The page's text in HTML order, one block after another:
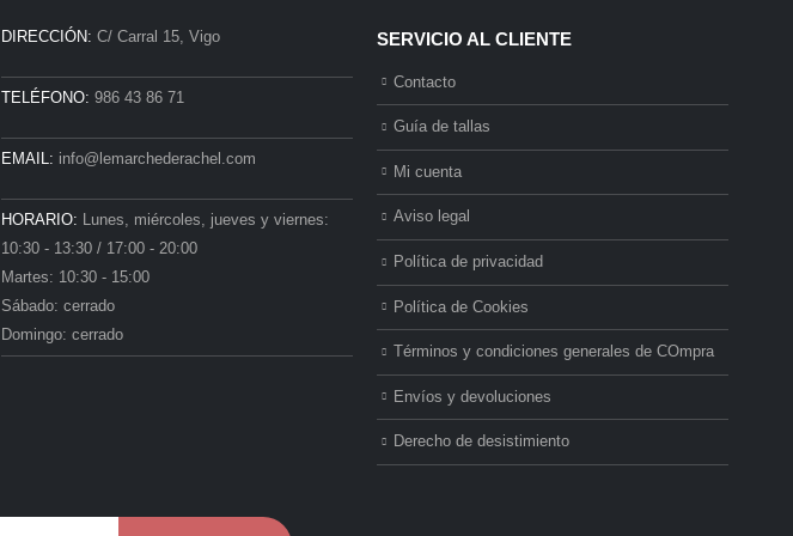
DIRECCIÓN: C/ Carral 15, Vigo
TELÉFONO: 986 43 86 71
EMAIL: info@lemarchederachel.com
HORARIO:
Lunes, miércoles, jueves y viernes:
10:30 - 13:30 / 17:00 - 20:00
Martes: 10:30 - 15:00
Sábado: cerrado
Domingo: cerrado
SERVICIO AL CLIENTE
Contacto
Guía de tallas
Mi cuenta
Aviso legal
Política de privacidad
Política de Cookies
Términos y condiciones generales de COmpra
Envíos y devoluciones
Derecho de desistimiento